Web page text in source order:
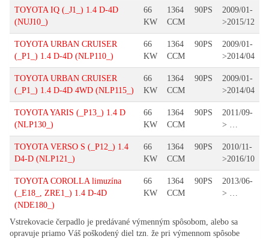
TOYOTA IQ (_J1_) 1.4 D-4D
(NUJ10_)
66
KW
1364
CCM
90PS
2009/01-
>2015/12
TOYOTA URBAN CRUISER
(_P1_) 1.4 D-4D (NLP110_)
66
KW
1364
CCM
90PS
2009/01-
>2014/04
TOYOTA URBAN CRUISER
(_P1_) 1.4 D-4D 4WD (NLP115_)
66
KW
1364
CCM
90PS
2009/01-
>2014/04
TOYOTA YARIS (_P13_) 1.4 D
(NLP130_)
66
KW
1364
CCM
90PS
2011/09-
> …
TOYOTA VERSO S (_P12_) 1.4
D4-D (NLP121_)
66
KW
1364
CCM
90PS
2010/11-
>2016/10
TOYOTA COROLLA limuzína
(_E18_, ZRE1_) 1.4 D-4D
(NDE180_)
66
KW
1364
CCM
90PS
2013/06-
> …
Vstrekovacie čerpadlo je predávané výmenným spôsobom, alebo sa
opravuje priamo Váš poškodený diel tzn. že pri výmennom spôsobe